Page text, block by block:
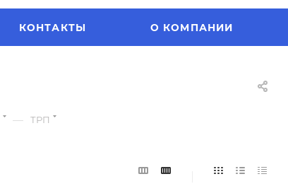
КОНТАКТЫ О КОМПАНИИ
— ТРП